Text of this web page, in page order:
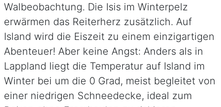
Walbeobachtung. Die Isis im Winterpelz
erwärmen das Reiterherz zusätzlich. Auf
Island wird die Eiszeit zu einem einzigartigen
Abenteuer! Aber keine Angst: Anders als in
Lappland liegt die Temperatur auf Island im
Winter bei um die 0 Grad, meist begleitet von
einer niedrigen Schneedecke, ideal zum